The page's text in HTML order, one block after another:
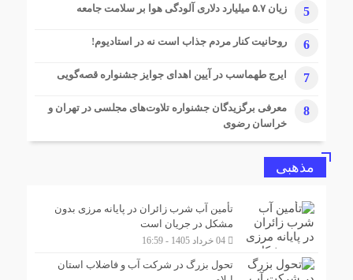
5 زیان ۵.۷ میلیارد دلاری آلودگی هوا بر سلامت جامعه
6 روحانیت کنار مردم جذاب است نه در استادیوم!
7 ایرج طهماسب در آیین اهدای جوایز جشنواره قصه‌گویی
8
معرفی برگزیدگان جشنواره تلاوت‌های مجلسی در تهران و
خراسان رضوی
مذهبی
تأمین آب شرب زائران در پایانه مرزی بدون
مشکل در جریان است
04 خرداد 1405 - 16:59
تحول بزرگ در شرکت آب و فاضلاب استان